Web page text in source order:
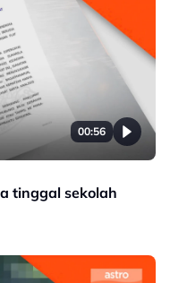
00:56
tinggal sekolah